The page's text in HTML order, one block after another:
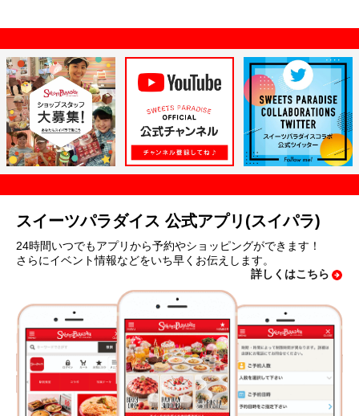
スイーツパラダイス 公式アプリ(スイパラ)
24時間いつでもアプリから予約やショッピングができます！
さらにイベント情報などをいち早くお伝えします。
詳しくはこちら